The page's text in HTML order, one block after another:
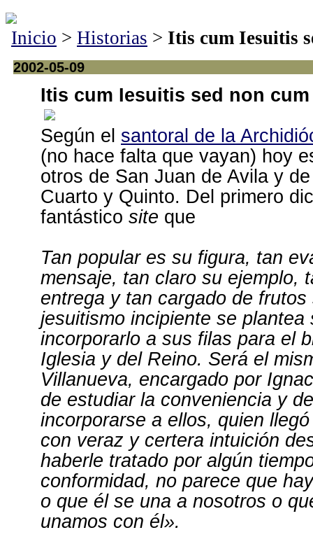
Inicio > Historias > Itis cum Iesuitis
2002-05-09
Itis cum Iesuitis sed non
Según el santoral de la
(no hace falta que vayan) hoy
otros de San Juan de Avila y
Cuarto y Quinto. Del primero
fantástico site que
Tan popular es su figura, tan
mensaje, tan claro su ejemplo,
entrega y tan cargado de
jesuitismo incipiente se plantea
incorporarlo a sus filas para el
Iglesia y del Reino. Será el
Villanueva, encargado por
de estudiar la conveniencia y
incorporarse a ellos, quien
con veraz y certera intuición
haberle tratado por algún
conformidad, no parece que
o que él se una a nosotros o
unamos con él».